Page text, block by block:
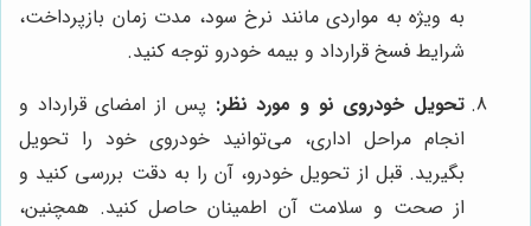
به ویژه به مواردی مانند نرخ سود، مدت زمان بازپرداخت،
شرایط فسخ قرارداد و بیمه خودرو توجه کنید.
تحویل خودروی نو و مورد نظر: پس از امضای قرارداد و
انجام مراحل اداری، می‌توانید خودروی خود را تحویل
بگیرید. قبل از تحویل خودرو، آن را به دقت بررسی کنید و
از صحت و سلامت آن اطمینان حاصل کنید. همچنین،